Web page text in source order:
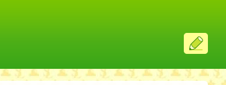
ス
レ
投